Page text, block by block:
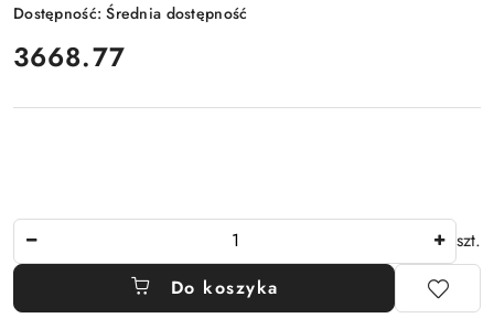
Dostępność:Średnia dostępność
cena:
3668.77
szt.
Do koszyka